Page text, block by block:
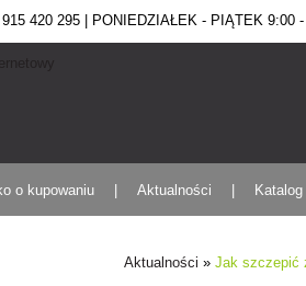
420 295 | PONIEDZIAŁEK - PIĄTEK 9:00
o kupowaniu Aktualności
Aktualności »Jak szczepić